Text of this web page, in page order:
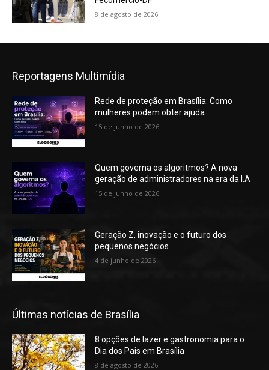
8 de agosto de 2026
Reportagens Multimídia
Rede de proteção em Brasília: Como
mulheres podem obter ajuda
15 de junho de 2026
Quem governa os algoritmos? A nova
geração de administradores na era da I.A
15 de junho de 2026
Geração Z, inovação e o futuro dos
pequenos negócios
4 de junho de 2026
Últimas notícias de Brasília
8 opções de lazer e gastronomia para o
Dia dos Pais em Brasília
8 de agosto de 2026